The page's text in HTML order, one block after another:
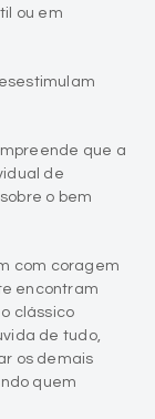
ou em
que a
de
o bem
com coragem
encontram
clássico
de tudo,
os demais
quem